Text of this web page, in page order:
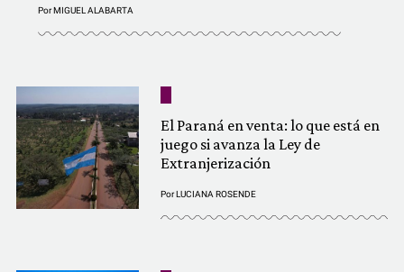
PorMIGUEL ALABARTA
El Paraná en venta: lo que está en
juego si avanza la Ley de
Extranjerización
PorLUCIANA ROSENDE